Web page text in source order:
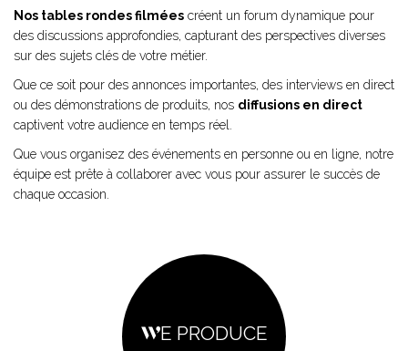
Nos tables rondes filmées créent un forum dynamique pour
des discussions approfondies, capturant des perspectives diverses
sur des sujets clés de votre métier.
Que ce soit pour des annonces importantes, des interviews en direct
ou des démonstrations de produits, nos diffusions en direct
captivent votre audience en temps réel.
Que vous organisez des événements en personne ou en ligne, notre
équipe est prête à collaborer avec vous pour assurer le succès de
chaque occasion.
WE PRODUCE